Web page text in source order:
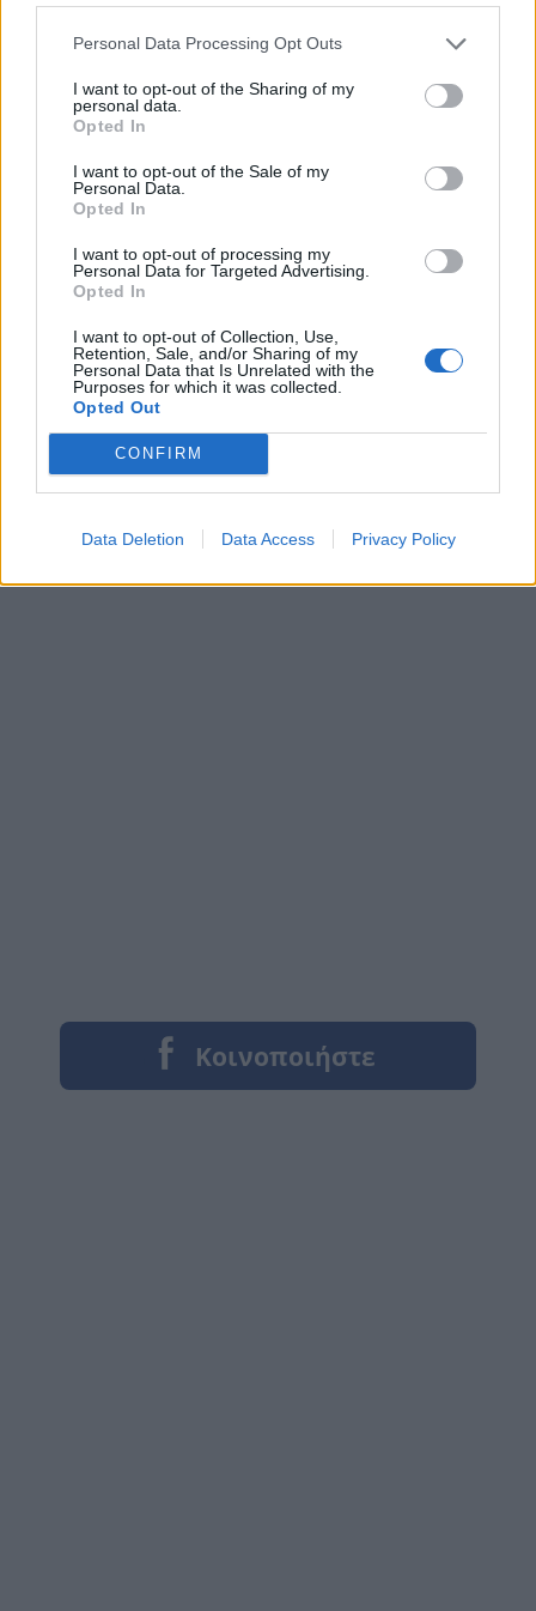
Personal Data Processing Opt Outs
I want to opt-out of the Sharing of my
personal data.
Opted In
I want to opt-out of the Sale of my
Personal Data.
Opted In
I want to opt-out of processing my
Personal Data for Targeted Advertising.
Opted In
I want to opt-out of Collection, Use,
Retention, Sale, and/or Sharing of my
Personal Data that Is Unrelated with the
Purposes for which it was collected.
Opted Out
CONFIRM
Data Deletion Data Access Privacy Policy
Δείτε το ρεπορτάζ του Mega: